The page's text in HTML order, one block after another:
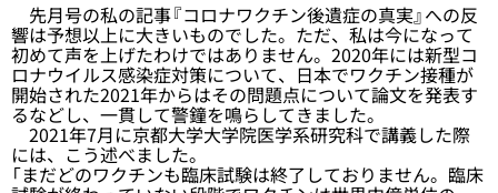
先月号の私の記事『コロナワクチン後遺症の真実』への反
響は予想以上に大きいものでした。ただ、私は今になって
初めて声を上げたわけではありません。2020年には新型コ
ロナウイルス感染症対策について、日本でワクチン接種が
開始された2021年からはその問題点について論文を発表す
るなどし、一貫して警鐘を鳴らしてきました。
2021年7月に京都大学大学院医学系研究科で講義した際
には、こう述べました。
「まだどのワクチンも臨床試験は終了しておりません。臨床